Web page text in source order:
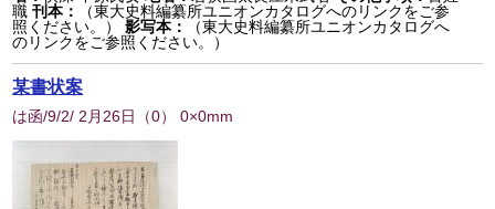
職 刊本：
（東大史料編纂所ユニオンカタログへのリンクをご参
照ください。）
影写本：
（東大史料編纂所ユニオンカタログへ
のリンクをご参照ください。）
某書状案
は函/9/2/ 2月26日 （0） 0×0mm